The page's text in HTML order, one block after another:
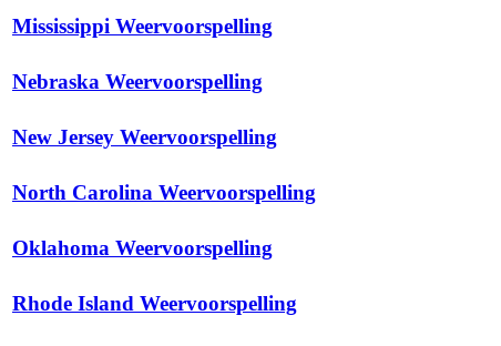
Mississippi Weervoorspelling
Nebraska Weervoorspelling
New Jersey Weervoorspelling
North Carolina Weervoorspelling
Oklahoma Weervoorspelling
Rhode Island Weervoorspelling